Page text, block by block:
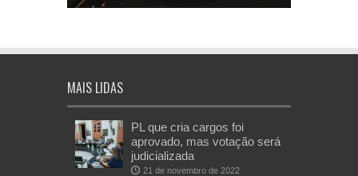
MAIS LIDAS
PL que cria cargos foi
aprovado, mas votação será
judicializada
21 de novembro de 2022